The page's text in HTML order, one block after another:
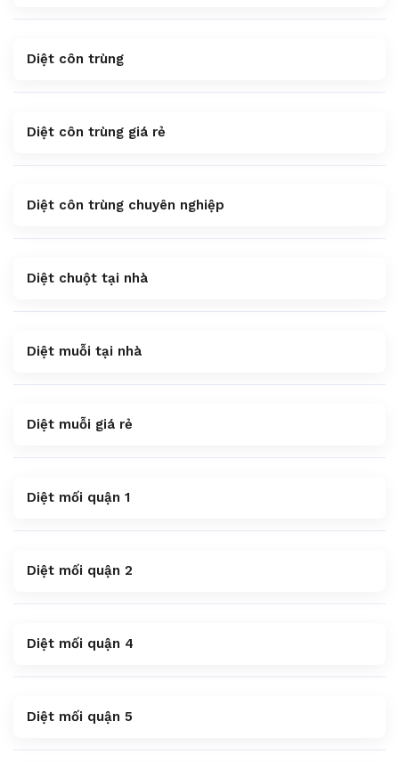
Diệt côn trùng
Diệt côn trùng giá rẻ
Diệt côn trùng chuyên nghiệp
Diệt chuột tại nhà
Diệt muỗi tại nhà
Diệt muỗi giá rẻ
Diệt mối quận 1
Diệt mối quận 2
Diệt mối quận 4
Diệt mối quận 5